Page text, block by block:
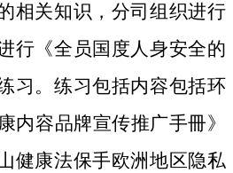
相关知识，分司组织进行
行《全员国度人身安全的
习。练习包括内容包括环
内容品牌宣传推广手冊》
健康法保手欧洲地区隐私